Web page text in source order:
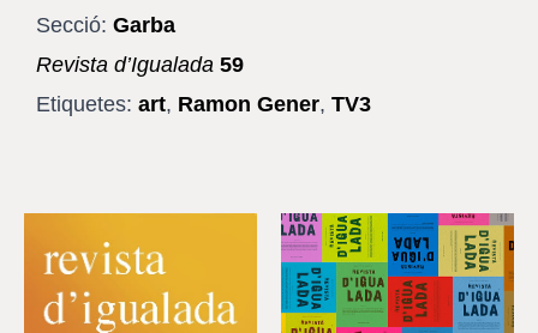
Secció: Garba
Revista d’Igualada 59
Etiquetes: art, Ramon Gener, TV3